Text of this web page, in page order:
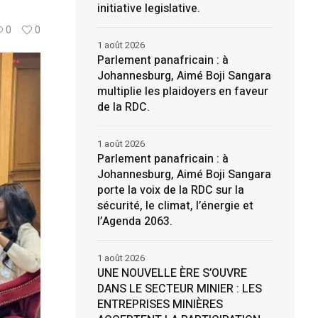
0 0
initiative legislative.
Parlement panafricain : à
Johannesburg, Aimé Boji Sangara
multiplie les plaidoyers en faveur
de la RDC.
1 août 2026
Parlement panafricain : à
Johannesburg, Aimé Boji Sangara
porte la voix de la RDC sur la
sécurité, le climat, l’énergie et
l’Agenda 2063.
1 août 2026
UNE NOUVELLE ÈRE S’OUVRE
DANS LE SECTEUR MINIER : LES
ENTREPRISES MINIÈRES
1 août 2026